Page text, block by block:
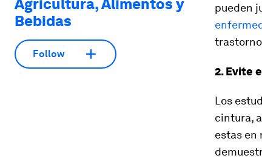
Agricultura, Alimentos y
Bebidas
Follow
pueden
2. Evite
Los
cintura,
estas en